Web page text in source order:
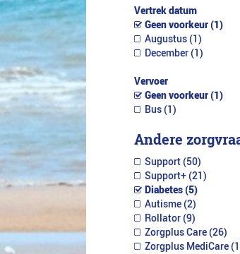
Vertrek datum
Geen voorkeur (1)
Augustus (1)
December (1)
Vervoer
Geen voorkeur (1)
Bus (1)
Andere
Support (50)
Support+ (21)
Diabetes (5)
Autisme (2)
Rollator (9)
Zorgplus Care (26)
Zorgplus MediCare